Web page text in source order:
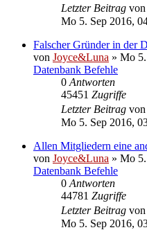
Letzter Beitrag von
Mo 5. Sep 2016,
Falscher Gründer in der
von Joyce&Luna » Mo
Datenbank Befehle
0 Antworten
45451 Zugriffe
Letzter Beitrag von
Mo 5. Sep 2016,
Allen Mitgliedern eine
von Joyce&Luna » Mo
Datenbank Befehle
0 Antworten
44781 Zugriffe
Letzter Beitrag von
Mo 5. Sep 2016,